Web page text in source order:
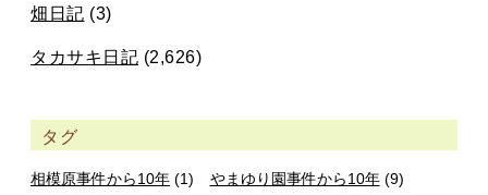
畑日記 (3)
タカサキ日記 (2,626)
タグ
相模原事件から10年 (1) やまゆり園事件から10年(9)